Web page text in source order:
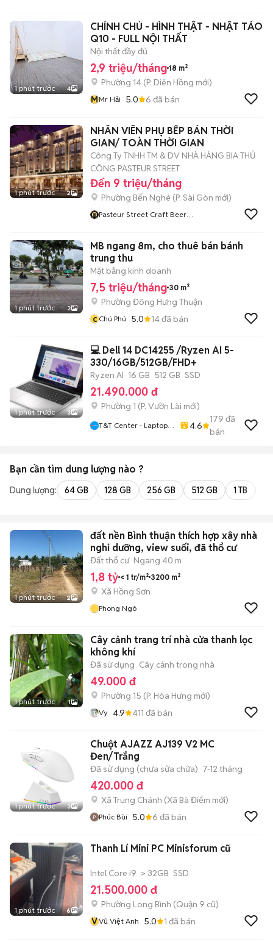
1 phút trước 4
CHÍNH CHỦ - HÌNH THẬT - NHẬT TẢO
Q10 - FULL NỘI THẤT
Nội thất đầy đủ
2,9 triệu/tháng 18 m²
Phường 14 (P. Diên Hồng mới)
MMr Hải 5.0 6 đã bán
1 phút trước 2
NHÂN VIÊN PHỤ BẾP BÁN THỜI
GIAN/ TOÀN THỜI GIAN
Công Ty TNHH TM & DV NHÀ HÀNG BIA THỦ
CÔNG PASTEUR STREET
Đến 9 triệu/tháng
Phường Bến Nghé (P. Sài Gòn mới)
Pasteur Street Craft Beer
1 phút trước 3
MB ngang 8m, cho thuê bán bánh
trung thu
Mặt bằng kinh doanh
7,5 triệu/tháng 30 m²
Phường Đông Hưng Thuận
c Chú Phú 5.0 14đã bán
1 phút trước 3
💻 Dell 14 DC14255 /Ryzen AI 5-
330/16GB/512GB/FHD+
Ryzen AI 16 GB 512 GB SSD
21.490.000 đ
Phường 1 (P. Vườn Lài mới)
T&T Center - Laptop,
4.6
179 đã
bán
Bạn cần tìm dung lượng nào ?
Dung lượng: 64 GB 128 GB 256 GB 512 GB 1 TB
1 phút trước 2
đất nền Bình thuận thích hợp xây nhà
nghỉ dưỡng, view suối, đã thổ cư
Đất thổ cư Ngang 40 m
1,8 tỷ < 1 tr/m² 3200 m²
Xã Hồng Sơn
Phong Ngô
1 phút trước 1
Cây cảnh trang trí nhà cửa thanh lọc
không khí
Đã sử dụng Cây cảnh trong nhà
49.000 đ
Phường 15 (P. Hòa Hưng mới)
Vy 4.9 411 đã bán
1 phút trước 3
Chuột AJAZZ AJ139 V2 MC
Đen/Trắng
Đã sử dụng (chưa sửa chữa) 7-12 tháng
420.000 đ
Xã Trung Chánh (Xã Bà Điểm mới)
Phúc Bùi 5.0 6 đã bán
1 phút trước 6
Thanh Lí Mini PC Minisforum cũ
Intel Core i9 > 32GB SSD
21.500.000 đ
Phường Long Bình (Quận 9 cũ)
VVũ Việt Anh 5.0 1 đã bán